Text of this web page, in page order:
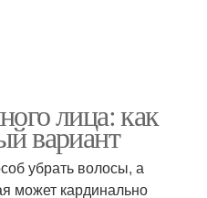
лица: как
вариант
убрать волосы, а
может кардинально